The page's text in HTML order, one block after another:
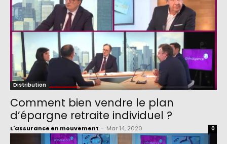
Distribution
Comment bien vendre le plan
d’épargne retraite individuel ?
L'assurance en mouvement Mar 14, 2020 0